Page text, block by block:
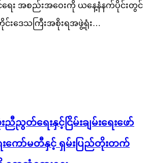
ေး အစည်းအဝေးကို ယနေ့နံနက်ပိုင်းတွင်
းဒေသကြီးအစိုးရအဖွဲ့ရုံး…
ညွတ်ရေးနှင့်ငြိမ်းချမ်းရေးဖော်
ကော်မတီနှင့် ရှမ်းပြည်တိုးတက်